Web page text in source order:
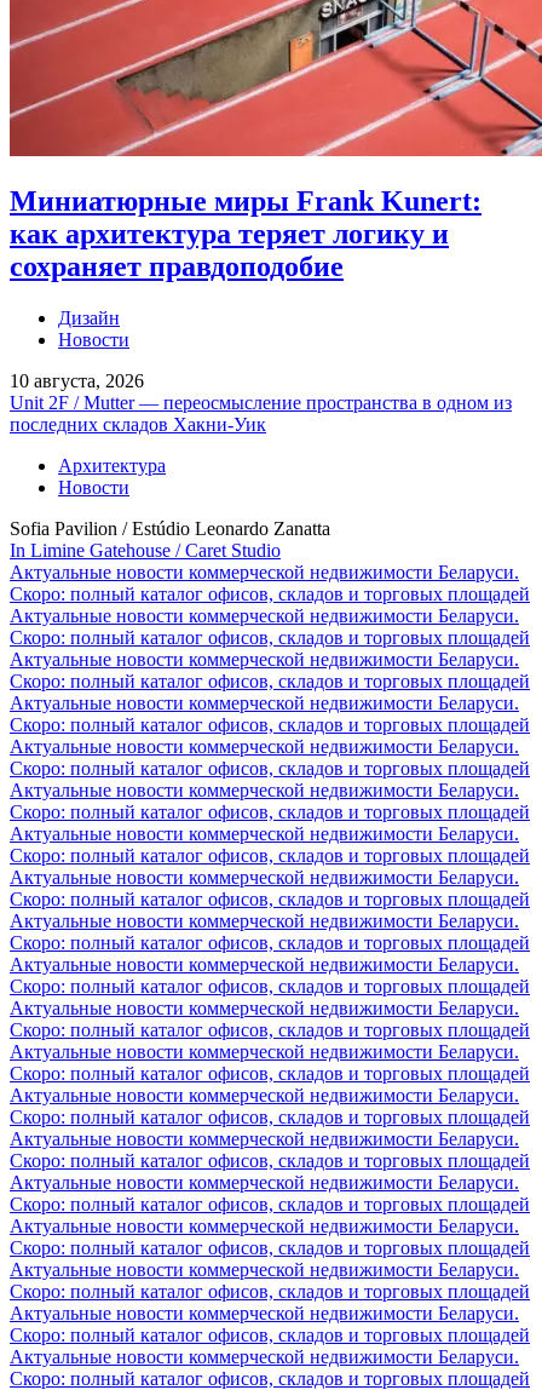
Миниатюрные миры Frank Kunert:
как архитектура теряет логику и
сохраняет правдоподобие
Дизайн
Новости
10 августа, 2026
Unit 2F / Mutter — переосмысление пространства в одном из
последних складов Хакни-Уик
Архитектура
Новости
Sofia Pavilion / Estúdio Leonardo Zanatta
In Limine Gatehouse / Caret Studio
Актуальные новости коммерческой недвижимости Беларуси.
Скоро: полный каталог офисов, складов и торговых площадей
Актуальные новости коммерческой недвижимости Беларуси.
Скоро: полный каталог офисов, складов и торговых площадей
Актуальные новости коммерческой недвижимости Беларуси.
Скоро: полный каталог офисов, складов и торговых площадей
Актуальные новости коммерческой недвижимости Беларуси.
Скоро: полный каталог офисов, складов и торговых площадей
Актуальные новости коммерческой недвижимости Беларуси.
Скоро: полный каталог офисов, складов и торговых площадей
Актуальные новости коммерческой недвижимости Беларуси.
Скоро: полный каталог офисов, складов и торговых площадей
Актуальные новости коммерческой недвижимости Беларуси.
Скоро: полный каталог офисов, складов и торговых площадей
Актуальные новости коммерческой недвижимости Беларуси.
Скоро: полный каталог офисов, складов и торговых площадей
Актуальные новости коммерческой недвижимости Беларуси.
Скоро: полный каталог офисов, складов и торговых площадей
Актуальные новости коммерческой недвижимости Беларуси.
Скоро: полный каталог офисов, складов и торговых площадей
Актуальные новости коммерческой недвижимости Беларуси.
Скоро: полный каталог офисов, складов и торговых площадей
Актуальные новости коммерческой недвижимости Беларуси.
Скоро: полный каталог офисов, складов и торговых площадей
Актуальные новости коммерческой недвижимости Беларуси.
Скоро: полный каталог офисов, складов и торговых площадей
Актуальные новости коммерческой недвижимости Беларуси.
Скоро: полный каталог офисов, складов и торговых площадей
Актуальные новости коммерческой недвижимости Беларуси.
Скоро: полный каталог офисов, складов и торговых площадей
Актуальные новости коммерческой недвижимости Беларуси.
Скоро: полный каталог офисов, складов и торговых площадей
Актуальные новости коммерческой недвижимости Беларуси.
Скоро: полный каталог офисов, складов и торговых площадей
Актуальные новости коммерческой недвижимости Беларуси.
Скоро: полный каталог офисов, складов и торговых площадей
Актуальные новости коммерческой недвижимости Беларуси.
Скоро: полный каталог офисов, складов и торговых площадей